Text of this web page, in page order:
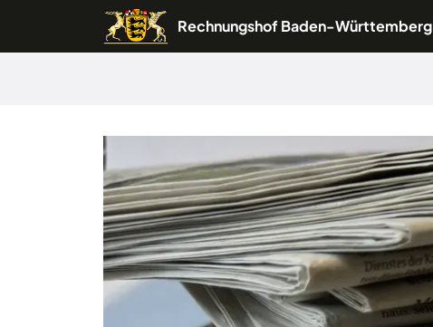
Rechnungshof Baden-Württemberg